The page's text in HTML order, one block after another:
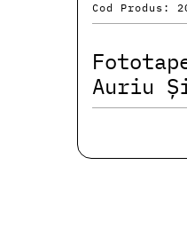
Cod Produs:
Auriu